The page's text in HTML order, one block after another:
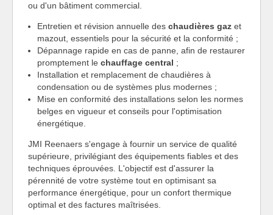
ou d'un bâtiment commercial.
Entretien et révision annuelle des chaudières gaz et
mazout, essentiels pour la sécurité et la conformité ;
Dépannage rapide en cas de panne, afin de restaurer
promptement le chauffage central ;
Installation et remplacement de chaudières à
condensation ou de systèmes plus modernes ;
Mise en conformité des installations selon les normes
belges en vigueur et conseils pour l'optimisation
énergétique.
JMI Reenaers s'engage à fournir un service de qualité
supérieure, privilégiant des équipements fiables et des
techniques éprouvées. L'objectif est d'assurer la
pérennité de votre système tout en optimisant sa
performance énergétique, pour un confort thermique
optimal et des factures maîtrisées.